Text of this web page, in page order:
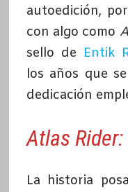
autoedición,
con algo como
sello de Entik
los años que
dedicación
Atlas Rider:
La historia